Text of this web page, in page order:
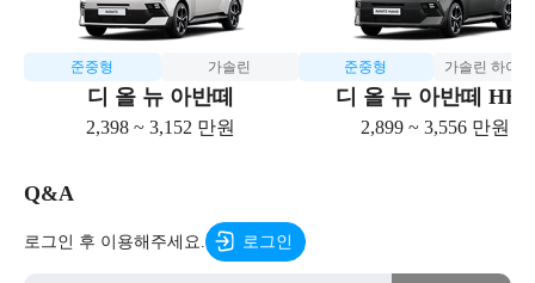
준중형 가솔린
디 올 뉴 아반떼
2,398 ~ 3,152 만원
준중형 가솔린 하이
디 올 뉴 아반떼 HEV
2,899 ~ 3,556 만원
Q&A
로그인 후 이용해주세요. 로그인